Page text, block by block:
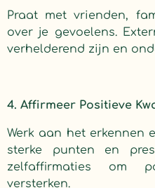
Praat met vrienden,
over je gevoelens.
verhelderend zijn en
4. Affirmeer Positieve
Werk aan het erkennen
sterke punten en
zelfaffirmaties om
versterken.